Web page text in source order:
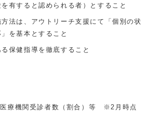
有すると認められる者）とすること
法は、アウトリーチ支援にて「個別の状
を基本とすること
保健指導を徹底すること
医療機関受診者数（割合）等 ※2月時点